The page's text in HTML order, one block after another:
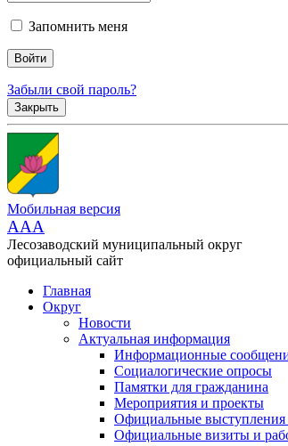
Запомнить меня
Забыли свой пароль?
Закрыть
Мобильная версия
AAA
Лесозаводский муниципальный округ
официальный сайт
Главная
Округ
Новости
Актуальная информация
Информационные
Социалогические опросы
Памятки для гражданина
Мероприятия и проекты
Официальные
Официальные визиты и